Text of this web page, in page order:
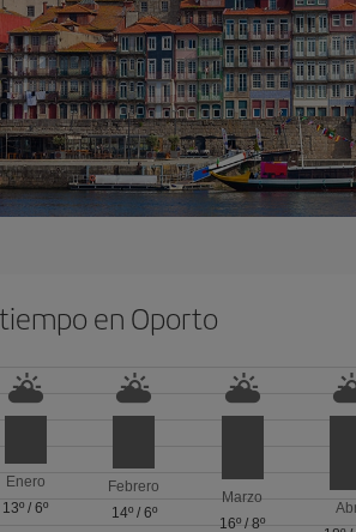
en Oporto
Enero
13º /6º
Febrero
14º/ 6º
Marzo
16º /8º